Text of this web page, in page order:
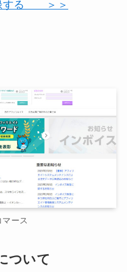
する ＞＞
ース
ついて